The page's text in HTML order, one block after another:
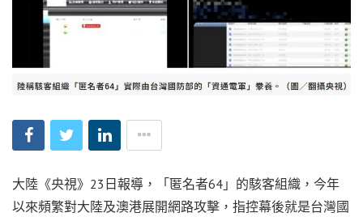
大陸《央視》23日報導，「匿名者64」的駭客組織，今年
以來頻繁對大陸及澳港展開網路攻擊，指控幕後就是台灣國